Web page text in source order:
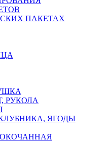
ПАКЕТАХ
РУКОЛА
ЯГОДЫ